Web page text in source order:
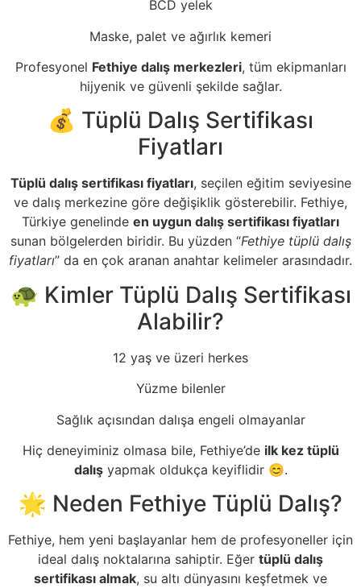
BCD yelek
Maske, palet ve ağırlık kemeri
Profesyonel Fethiye dalış merkezleri, tüm ekipmanları
hijyenik ve güvenli şekilde sağlar.
💰 Tüplü Dalış Sertifikası
Fiyatları
Tüplü dalış sertifikası fiyatları, seçilen eğitim seviyesine
ve dalış merkezine göre değişiklik gösterebilir. Fethiye,
Türkiye genelinde en uygun dalış sertifikası fiyatları
sunan bölgelerden biridir. Bu yüzden “Fethiye tüplü dalış
fiyatları” da en çok aranan anahtar kelimeler arasındadır.
🐢 Kimler Tüplü Dalış Sertifikası
Alabilir?
12 yaş ve üzeri herkes
Yüzme bilenler
Sağlık açısından dalışa engeli olmayanlar
Hiç deneyiminiz olmasa bile, Fethiye’de ilk kez tüplü
dalışyapmak oldukça keyiflidir 😊.
🌟 Neden Fethiye Tüplü Dalış?
Fethiye, hem yeni başlayanlar hem de profesyoneller için
ideal dalış noktalarına sahiptir. Eğer tüplü dalış
sertifikası almak, su altı dünyasını keşfetmek ve